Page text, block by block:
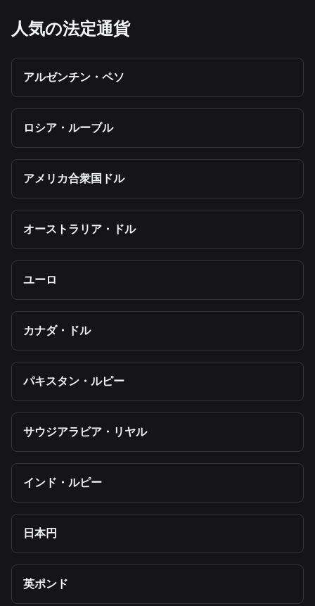
人気の法定通貨
アルゼンチン・ペソ
ロシア・ルーブル
アメリカ合衆国ドル
オーストラリア・ドル
ユーロ
カナダ・ドル
パキスタン・ルピー
サウジアラビア・リヤル
インド・ルピー
日本円
英ポンド